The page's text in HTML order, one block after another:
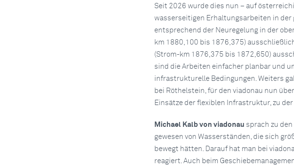
Seit 2026 wurde dies nun – auf
wasserseitigen Erhaltungsarbeiten in
entsprechend der Neuregelung in der
km 1880,100 bis 1876,375)
(Strom-km 1876,375 bis 1872,650)
sind die Arbeiten einfacher planbar und
infrastrukturelle Bedingungen. Weiters
bei Röthelstein, für den viadonau nun
Einsätze der flexiblen Infrastruktur, zu
Michael Kalb von viadonau sprach zu
gewesen von Wasserständen, die sich
bewegt hätten. Darauf hat man bei
reagiert. Auch beim